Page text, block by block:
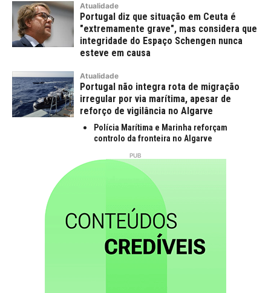
Atualidade
Portugal diz que situação em Ceuta é
"extremamente grave", mas considera que
integridade do Espaço Schengen nunca
esteve em causa
Atualidade
Portugal não integra rota de migração
irregular por via marítima, apesar de
reforço de vigilância no Algarve
Polícia Marítima e Marinha reforçam
controlo da fronteira no Algarve